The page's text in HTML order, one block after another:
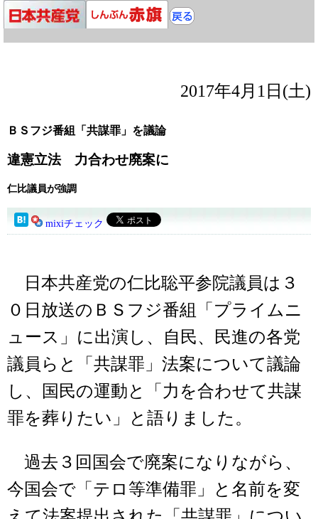
2017年4月1日(土)
ＢＳフジ番組「共謀罪」を議論
違憲立法 力合わせ廃案に
仁比議員が強調
mixiチェック
日本共産党の仁比聡平参院議員は３
０日放送のＢＳフジ番組「プライムニ
ュース」に出演し、自民、民進の各党
議員らと「共謀罪」法案について議論
し、国民の運動と「力を合わせて共謀
罪を葬りたい」と語りました。
過去３回国会で廃案になりながら、
今国会で「テロ等準備罪」と名前を変